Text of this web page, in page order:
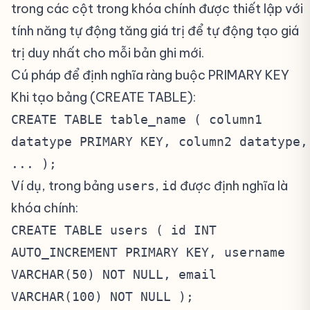
trong các cột trong khóa chính được thiết lập với
tính năng tự động tăng giá trị để tự động tạo giá
trị duy nhất cho mỗi bản ghi mới.
Cú pháp để định nghĩa ràng buộc PRIMARY KEY
Khi tạo bảng (CREATE TABLE):
CREATE TABLE table_name ( column1
datatype PRIMARY KEY, column2 datatype,
... );
Ví dụ, trong bảng users, id được định nghĩa là
khóa chính:
CREATE TABLE users ( id INT
AUTO_INCREMENT PRIMARY KEY, username
VARCHAR(50) NOT NULL, email
VARCHAR(100) NOT NULL );